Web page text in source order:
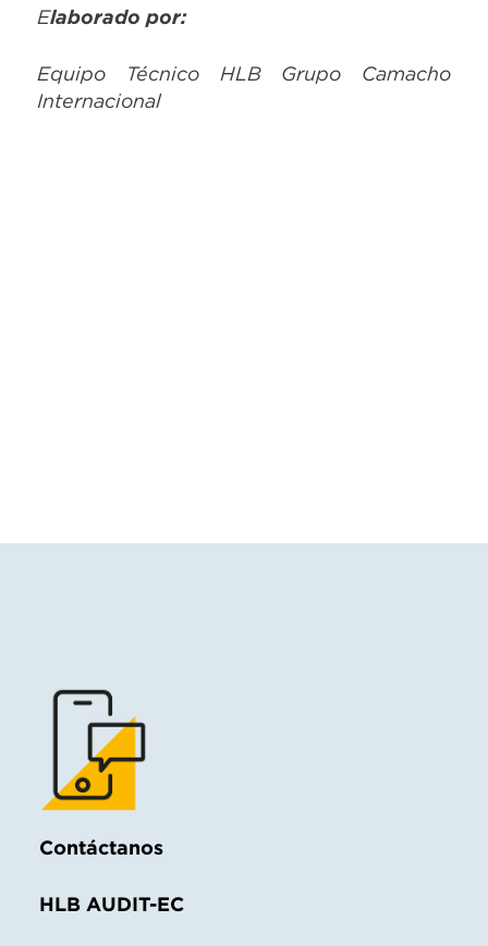
Elaborado por:
Equipo Técnico HLB Grupo Camacho
Internacional
Contáctanos
HLB AUDIT-EC